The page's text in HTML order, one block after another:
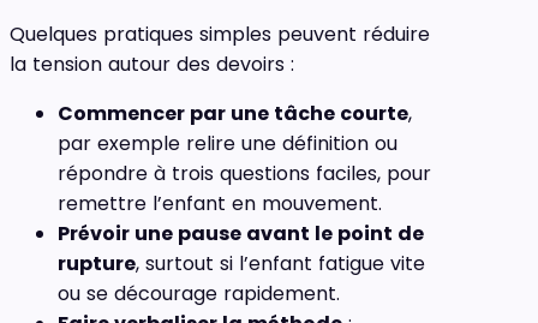
Quelques pratiques simples peuvent réduire
la tension autour des devoirs :
Commencer par une tâche courte,
par exemple relire une définition ou
répondre à trois questions faciles, pour
remettre l’enfant en mouvement.
Prévoir une pause avant le point de
rupture, surtout si l’enfant fatigue vite
ou se décourage rapidement.